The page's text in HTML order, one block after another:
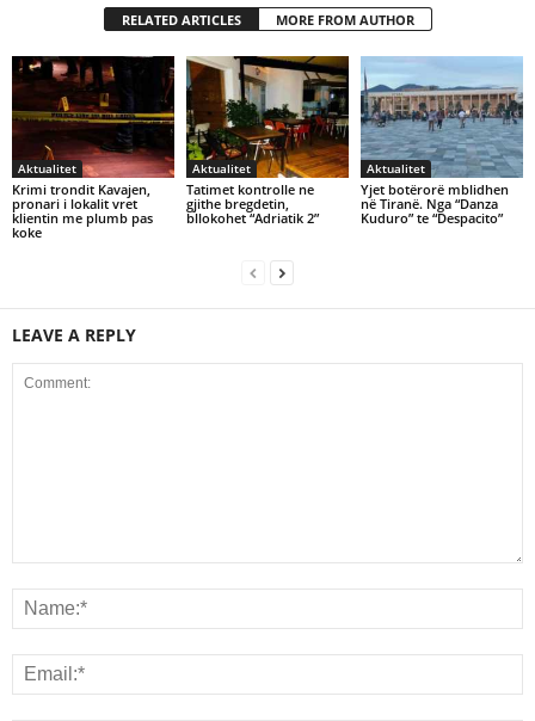
RELATED ARTICLES MORE FROM AUTHOR
Aktualitet
Krimi trondit Kavajen,
pronari i lokalit vret
klientin me plumb pas
koke
Aktualitet
Tatimet kontrolle ne
gjithe bregdetin,
bllokohet “Adriatik 2”
Aktualitet
Yjet botërorë mblidhen
në Tiranë. Nga “Danza
Kuduro” te “Despacito”
LEAVE A REPLY